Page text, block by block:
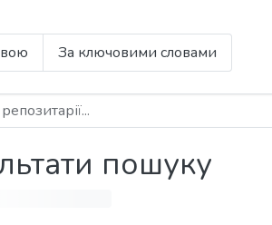
За ключовими словами
пошуку